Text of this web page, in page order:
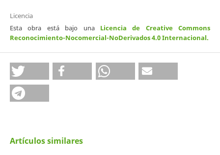
Licencia
Esta obra está bajo una Licencia de Creative Commons
Reconocimiento-Nocomercial-NoDerivados 4.0 Internacional.
Artículos similares